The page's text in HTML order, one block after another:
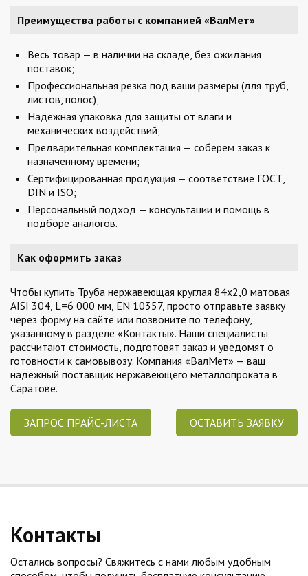
Преимущества работы с компанией «ВалМет»
Весь товар — в наличии на складе, без ожидания
поставок;
Профессиональная резка под ваши размеры (для труб,
листов, полос);
Надежная упаковка для защиты от влаги и
механических воздействий;
Предварительная комплектация — соберем заказ к
назначенному времени;
Сертифицированная продукция — соответствие ГОСТ,
DIN и ISO;
Персональный подход — консультации и помощь в
подборе аналогов.
Как оформить заказ
Чтобы купить Труба нержавеющая круглая 84х2,0 матовая
AISI 304, L=6 000 мм, EN 10357, просто отправьте заявку
через форму на сайте или позвоните по телефону,
указанному в разделе «Контакты». Наши специалисты
рассчитают стоимость, подготовят заказ и уведомят о
готовности к самовывозу. Компания «ВалМет» — ваш
надежный поставщик нержавеющего металлопроката в
Саратове.
ЗАПРОС ПРАЙС-ЛИСТА ОСТАВИТЬ ЗАЯВКУ
Контакты
Остались вопросы? Свяжитесь с нами любым удобным